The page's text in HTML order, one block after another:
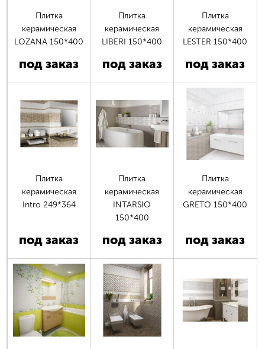
Плитка
керамическая
LOZANA 150*400
под заказ
Плитка
керамическая
LIBERI 150*400
под заказ
Плитка
керамическая
LESTER 150*400
под заказ
Плитка
керамическая
Intro 249*364
под заказ
Плитка
керамическая
INTARSIO
150*400
под заказ
Плитка
керамическая
GRETO 150*400
под заказ
Страницы